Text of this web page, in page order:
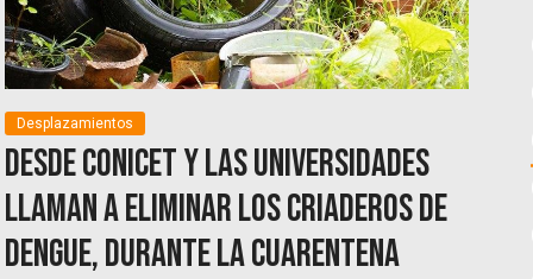
Desplazamientos
Desde CONICET y las universidades
llaman a eliminar los criaderos de
dengue, durante la cuarentena